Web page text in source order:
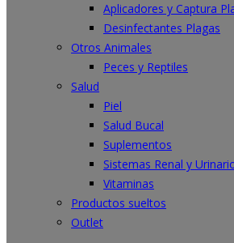
Aplicadores y Captura
Desinfectantes Plagas
Otros Animales
Peces y Reptiles
Salud
Piel
Salud Bucal
Suplementos
Sistemas Renal y
Vitaminas
Productos sueltos
Outlet